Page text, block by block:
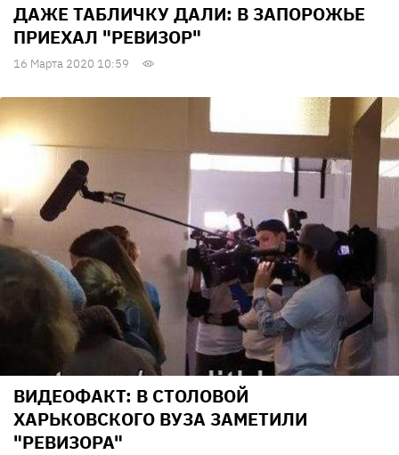
ДАЖЕ ТАБЛИЧКУ ДАЛИ: В ЗАПОРОЖЬЕ
ПРИЕХАЛ "РЕВИЗОР"
16 Марта 2020 10:59
ВИДЕОФАКТ: В СТОЛОВОЙ
ХАРЬКОВСКОГО ВУЗА ЗАМЕТИЛИ
"РЕВИЗОРА"